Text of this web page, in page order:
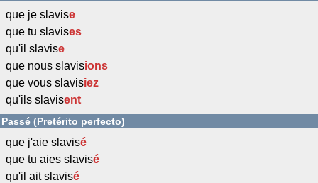
que je slavise
que tu slavises
qu'il slavise
que nous slavisions
que vous slavisiez
qu'ils slavisent
Passé (Pretérito perfecto)
que j'aie slavisé
que tu aies slavisé
qu'il ait slavisé